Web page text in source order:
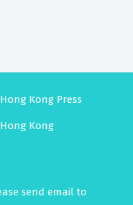
Kong Press
Kong
send email to